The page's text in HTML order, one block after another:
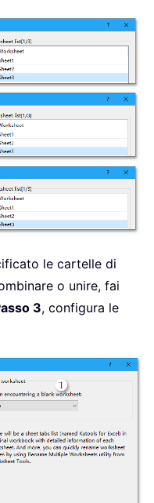
le cartelle di
o unire, fai
3, configura le